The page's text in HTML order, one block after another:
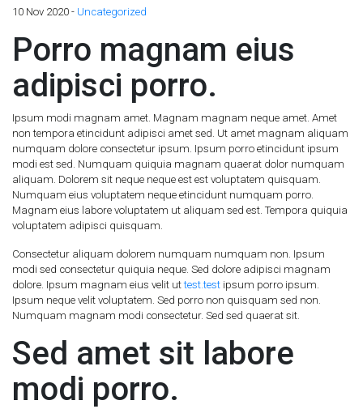
10 Nov 2020 - Uncategorized
Porro magnam eius
adipisci porro.
Ipsum modi magnam amet. Magnam magnam neque amet. Amet
non tempora etincidunt adipisci amet sed. Ut amet magnam aliquam
numquam dolore consectetur ipsum. Ipsum porro etincidunt ipsum
modi est sed. Numquam quiquia magnam quaerat dolor numquam
aliquam. Dolorem sit neque neque est est voluptatem quisquam.
Numquam eius voluptatem neque etincidunt numquam porro.
Magnam eius labore voluptatem ut aliquam sed est. Tempora quiquia
voluptatem adipisci quisquam.
Consectetur aliquam dolorem numquam numquam non. Ipsum
modi sed consectetur quiquia neque. Sed dolore adipisci magnam
dolore. Ipsum magnam eius velit uttest.test ipsum porro ipsum.
Ipsum neque velit voluptatem. Sed porro non quisquam sed non.
Numquam magnam modi consectetur. Sed sed quaerat sit.
Sed amet sit labore
modi porro.